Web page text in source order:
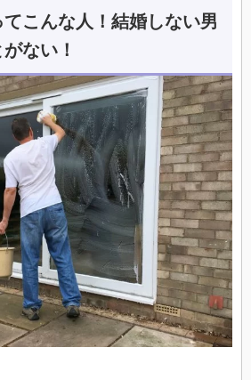
こんな人！結婚しない男
ない！